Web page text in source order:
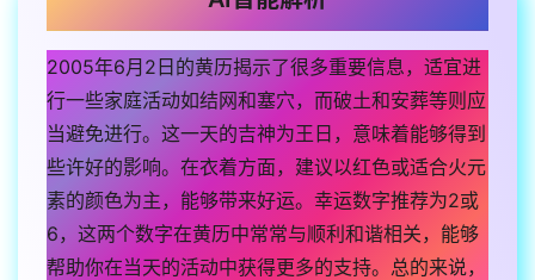
2005年6月2日的黄历揭示了很多重要信息，适宜进
行一些家庭活动如结网和塞穴，而破土和安葬等则应
当避免进行。这一天的吉神为王日，意味着能够得到
些许好的影响。在衣着方面，建议以红色或适合火元
素的颜色为主，能够带来好运。幸运数字推荐为2或
6，这两个数字在黄历中常常与顺利和谐相关，能够
帮助你在当天的活动中获得更多的支持。总的来说，